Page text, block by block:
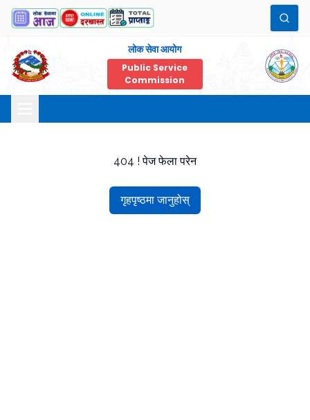
लोक सेवा आयोग
Public Service
Commission
404 ! पेज फेला परेन
गृहपृष्ठमा जानुहोस्